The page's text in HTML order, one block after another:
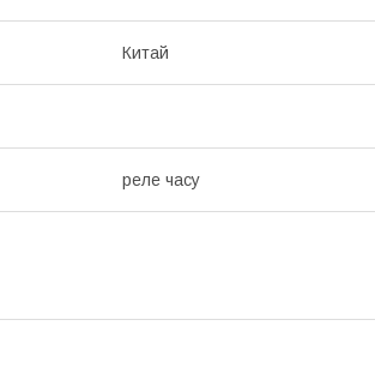
Китай
реле часу